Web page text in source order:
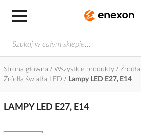
Strona główna Wszystkie produkty
Źródła światła LED
Lampy LED E27, E14
LAMPY LED E27, E14